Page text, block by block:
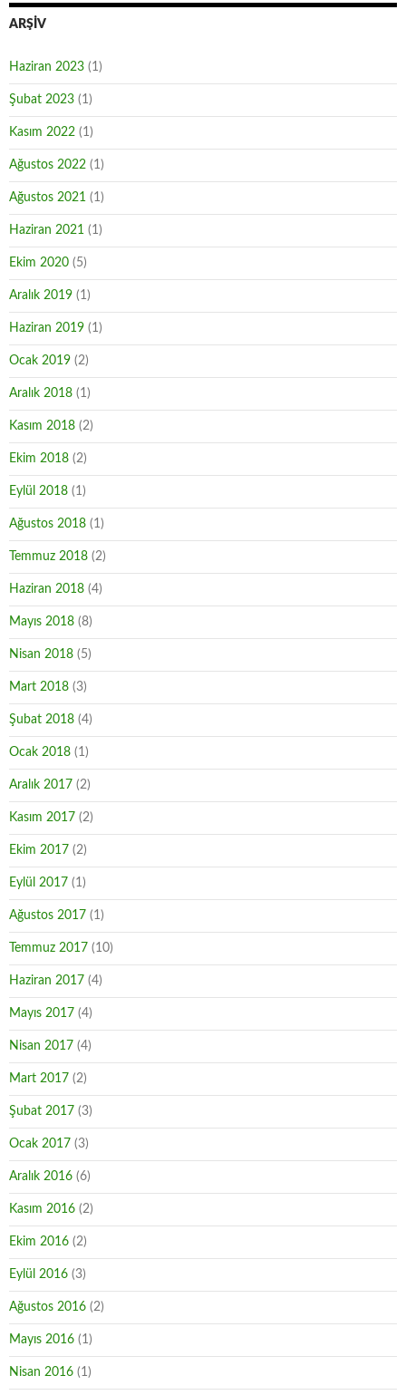
ARŞIV
Haziran 2023 (1)
Şubat 2023 (1)
Kasım 2022 (1)
Ağustos 2022 (1)
Ağustos 2021 (1)
Haziran 2021 (1)
Ekim 2020 (5)
Aralık 2019 (1)
Haziran 2019 (1)
Ocak 2019 (2)
Aralık 2018 (1)
Kasım 2018 (2)
Ekim 2018 (2)
Eylül 2018 (1)
Ağustos 2018 (1)
Temmuz 2018 (2)
Haziran 2018 (4)
Mayıs 2018 (8)
Nisan 2018 (5)
Mart 2018 (3)
Şubat 2018 (4)
Ocak 2018 (1)
Aralık 2017 (2)
Kasım 2017 (2)
Ekim 2017 (2)
Eylül 2017 (1)
Ağustos 2017 (1)
Temmuz 2017 (10)
Haziran 2017 (4)
Mayıs 2017 (4)
Nisan 2017 (4)
Mart 2017 (2)
Şubat 2017 (3)
Ocak 2017 (3)
Aralık 2016 (6)
Kasım 2016 (2)
Ekim 2016 (2)
Eylül 2016 (3)
Ağustos 2016 (2)
Mayıs 2016 (1)
Nisan 2016 (1)